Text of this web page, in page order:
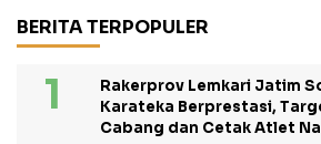
BERITA TERPOPULER
Rakerprov Lemkari Jatim
Karateka Berprestasi,
Cabang dan Cetak Atlet